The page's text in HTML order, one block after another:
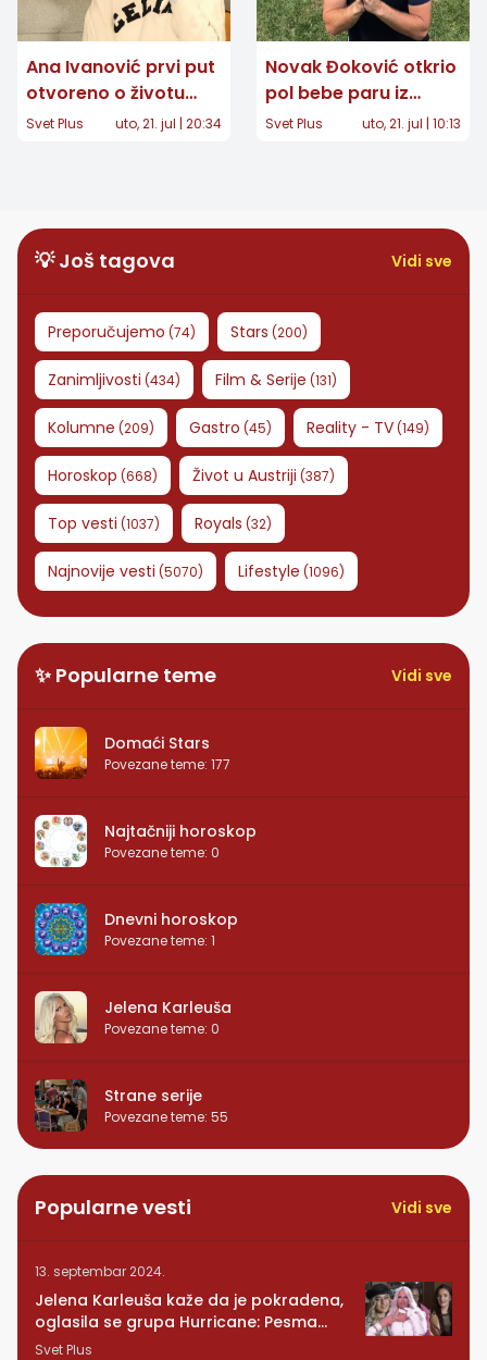
Ana Ivanović prvi put
otvoreno o životu
posle tenisa: "Imala
Svet Plus uto, 21. jul | 20:34
Novak Đoković otkrio
pol bebe paru iz
Velike Britanije:
Svet Plus uto, 21. jul | 10:13
💡 Još tagova Vidi sve
Preporučujemo (74) Stars (200)
Zanimljivosti (434) Film & Serije (131)
Kolumne (209) Gastro (45) Reality - TV(149)
Horoskop (668) Život u Austriji (387)
Top vesti (1037) Royals (32)
Najnovije vesti (5070) Lifestyle (1096)
✨ Popularne teme Vidi sve
Domaći Stars
Povezane teme: 177
Najtačniji horoskop
Povezane teme: 0
Dnevni horoskop
Povezane teme: 1
Jelena Karleuša
Povezane teme: 0
Strane serije
Povezane teme: 55
Popularne vesti Vidi sve
13. septembar 2024.
Jelena Karleuša kaže da je pokradena,
oglasila se grupa Hurricane: Pesma
RUNDE je naša!
Svet Plus